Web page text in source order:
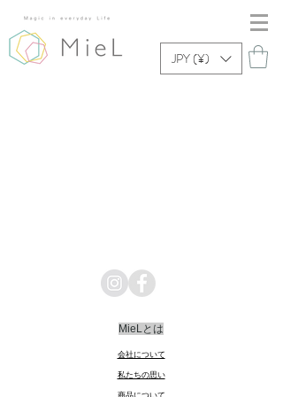
JPY (¥)
MieLとは
会社について
​私たちの思い